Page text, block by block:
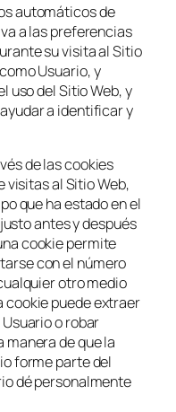
automáticos de
a las preferencias
su visita al Sitio
Usuario, y
uso del Sitio Web, y
a identificar y
de las cookies
visitas al Sitio Web,
que ha estado en el
antes y después
cookie permite
con el número
otro medio
cookie puede extraer
o robar
de que la
forme parte del
dé personalmente